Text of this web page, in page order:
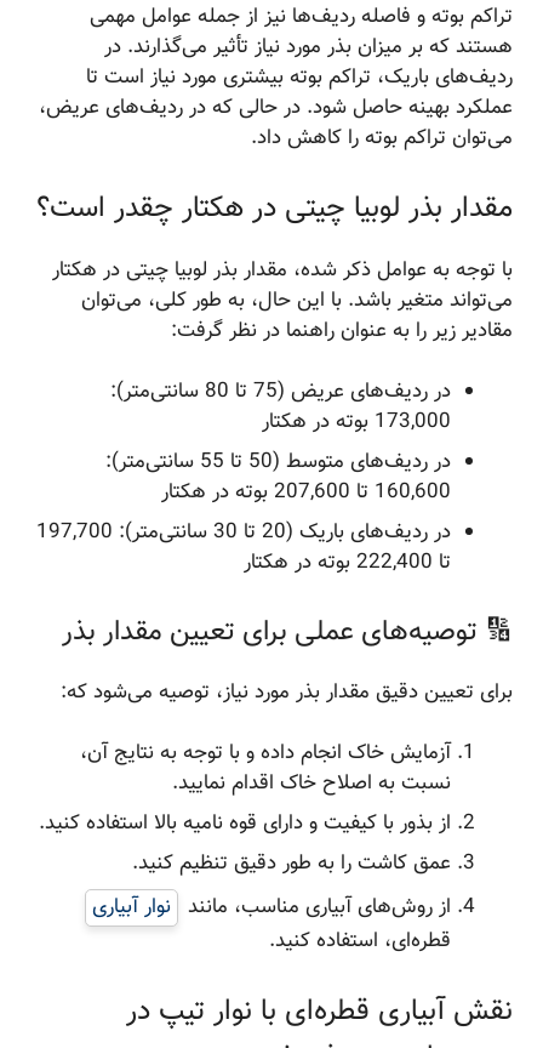
تراکم بوته و فاصله ردیف‌ها نیز از جمله عوامل مهمی
هستند که بر میزان بذر مورد نیاز تأثیر می‌گذارند. در
ردیف‌های باریک، تراکم بوته بیشتری مورد نیاز است تا
عملکرد بهینه حاصل شود. در حالی که در ردیف‌های عریض،
می‌توان تراکم بوته را کاهش داد.
مقدار بذر لوبیا چیتی در هکتار چقدر است؟
با توجه به عوامل ذکر شده، مقدار بذر لوبیا چیتی در هکتار
می‌تواند متغیر باشد. با این حال، به طور کلی، می‌توان
مقادیر زیر را به عنوان راهنما در نظر گرفت:
در ردیف‌های عریض (75 تا 80 سانتی‌متر):
173,000 بوته در هکتار
در ردیف‌های متوسط (50 تا 55 سانتی‌متر):
160,600 تا 207,600 بوته در هکتار
در ردیف‌های باریک (20 تا 30 سانتی‌متر): 197,700
تا 222,400 بوته در هکتار
🔢 توصیه‌های عملی برای تعیین مقدار بذر
برای تعیین دقیق مقدار بذر مورد نیاز، توصیه می‌شود که:
آزمایش خاک انجام داده و با توجه به نتایج آن،
نسبت به اصلاح خاک اقدام نمایید.
از بذور با کیفیت و دارای قوه نامیه بالا استفاده کنید.
عمق کاشت را به طور دقیق تنظیم کنید.
از روش‌های آبیاری مناسب، مانند نوار آبیاری
قطره‌ای، استفاده کنید.
نقش آبیاری قطره‌ای با نوار تیپ در